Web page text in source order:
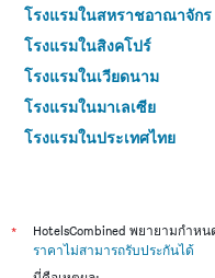
โรงแรมในสหราชอาณาจักร
โรงแรมในสิงคโปร์
โรงแรมในเวียดนาม
โรงแรมในมาเลเซีย
โรงแรมในประเทศไทย
*
HotelsCombined พยายามกำห
ราคาไม่สามารถรับประกันได้